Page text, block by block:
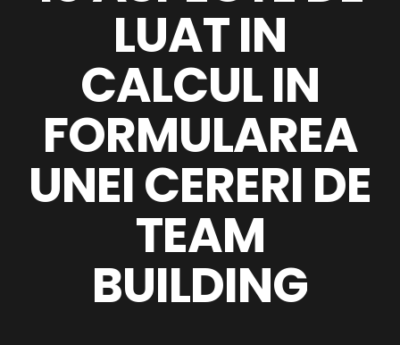
LUAT IN
CALCUL IN
FORMULAREA
UNEI CERERI DE
TEAM
BUILDING